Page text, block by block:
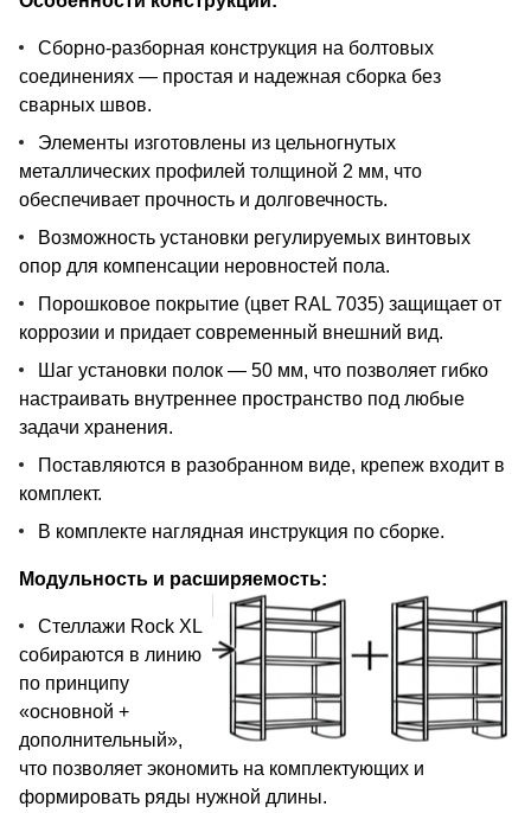
Сборно-разборная конструкция на болтовых
соединениях — простая и надежная сборка без
сварных швов.
Элементы изготовлены из цельногнутых
металлических профилей толщиной 2 мм, что
обеспечивает прочность и долговечность.
Возможность установки регулируемых винтовых
опор для компенсации неровностей пола.
Порошковое покрытие (цвет RAL 7035) защищает от
коррозии и придает современный внешний вид.
Шаг установки полок — 50 мм, что позволяет гибко
настраивать внутреннее пространство под любые
задачи хранения.
Поставляются в разобранном виде, крепеж входит в
комплект.
В комплекте наглядная инструкция по сборке.
Модульность и расширяемость:
Стеллажи Rock XL
собираются в линию
по принципу
«основной +
дополнительный»,
что позволяет экономить на комплектующих и
формировать ряды нужной длины.